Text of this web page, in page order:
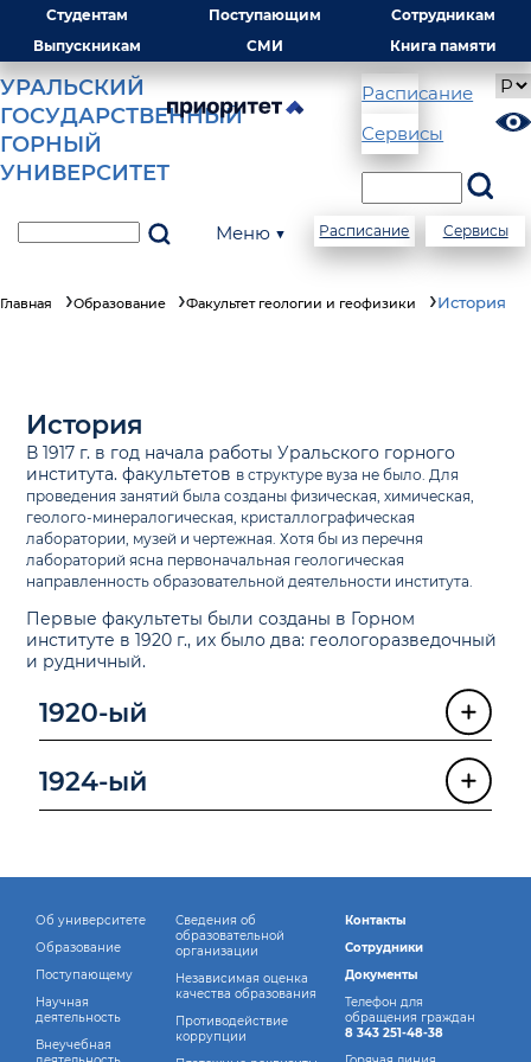
Студентам Поступающим
Сотрудникам
Выпускникам
СМИ Книга памяти
УРАЛЬСКИЙ
ГОСУДАРСТВЕННЫЙ
ГОРНЫЙ
УНИВЕРСИТЕТ
Расписание
Сервисы
Меню ▼ Расписание Сервисы
Главная Образование Факультет геологии и геофизики История
История
В 1917 г. в год начала работы Уральского горного
института. факультетов в структуре вуза не было. Для
проведения занятий была созданы физическая, химическая,
геолого-минералогическая, кристаллографическая
лаборатории, музей и чертежная. Хотя бы из перечня
лабораторий ясна первоначальная геологическая
направленность образовательной деятельности института.
Первые факультеты были созданы в Горном
институте в 1920 г., их было два: геологоразведочный
и рудничный.
1920-ый
1924-ый
Об университете
Образование
Поступающему
Научная
деятельность
Внеучебная
Сведения об
образовательной
организации
Независимая оценка
качества образования
Противодействие
коррупции
Контакты
Сотрудники
Документы
Телефон для
обращения граждан
8 343 251-48-38